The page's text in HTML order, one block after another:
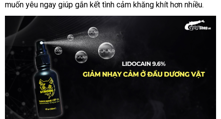
thời
gian
Chai
30ml
đặt
muốn yêu ngay giúp gắn kết tình cảm khăng khít hơn nhiều.